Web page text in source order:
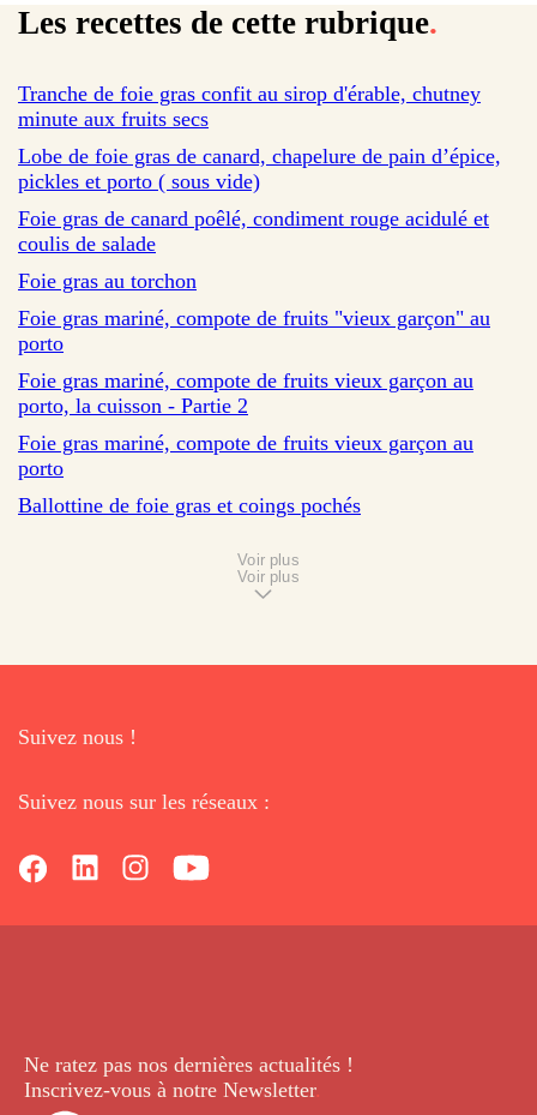
Les recettes de cette rubrique.
Tranche de foie gras confit au sirop d'érable, chutney
minute aux fruits secs
sur 2 avis
Lobe de foie gras de canard, chapelure de pain d’épice,
pickles et porto ( sous vide)
Foie gras de canard poêlé, condiment rouge acidulé et
coulis de salade
sur 5798 avis
Foie gras au torchon
sur 29 avis
Foie gras mariné, compote de fruits "vieux garçon" au
porto
sur 14 avis
Foie gras mariné, compote de fruits vieux garçon au
porto, la cuisson - Partie 2
sur 267 avis
Foie gras mariné, compote de fruits vieux garçon au
porto
sur 93 avis
Ballottine de foie gras et coings pochés
Voir plus
Voir plus
Suivez nous !
Suivez nous sur les réseaux :
Ne ratez pas nos dernières actualités !
Inscrivez-vous à notre Newsletter.